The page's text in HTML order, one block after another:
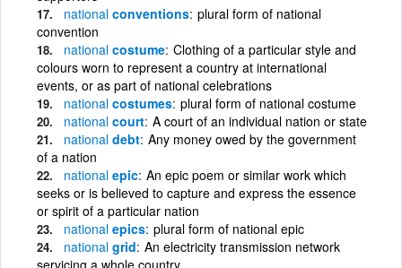
national conventions plural form of national
convention
national costume Clothing of a particular style and
colours worn to represent a country at international
events, or as part of national celebrations
national costumes plural form of national costume
national court A court of an individual nation or state
national debt Any money owed by the government
of a nation
national epic An epic poem or similar work which
seeks or is believed to capture and express the essence
or spirit of a particular nation
national epics plural form of national epic
national grid An electricity transmission network
servicing a whole country